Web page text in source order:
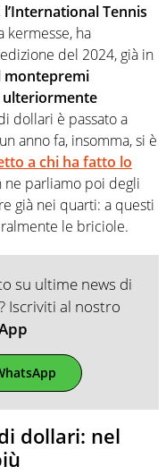
l’International Tennis
kermesse, ha
del 2024, già in
montepremi
ulteriormente
dollari è passato a
anno fa, insomma, si è
a chi ha fatto lo
ne parliamo poi degli
già nei quarti: a questi
le briciole.
su ultime news di
Iscriviti al nostro
dollari: nel